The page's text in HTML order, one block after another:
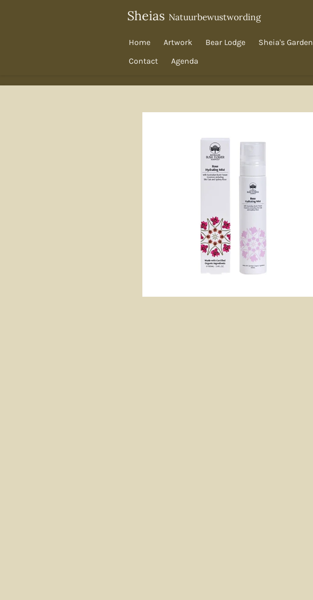
Sheias Natuurbewustwording
Home Artwork Bear Lodge Sheia's Garden
Contact
Agenda